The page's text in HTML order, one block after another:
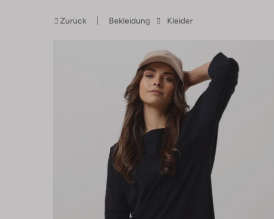
Zurück Bekleidung Kleider